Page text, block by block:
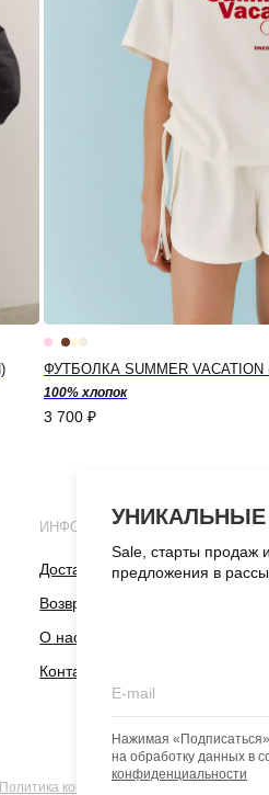
ФУТБОЛКА SUMMER
100% хлопок
3 700 ₽
ИНФОРМАЦИЯ
Доставка и оплата
Возврат и обмен
О нас
Контакты
Политика конфиденциальности
Sale, старты продаж
предложения в
Нажимая
на обработку данных в
конфиденциальности